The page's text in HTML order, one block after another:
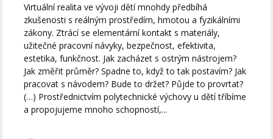
Virtuální realita ve vývoji dětí mnohdy předbíhá
zkušenosti s reálným prostředím, hmotou a fyzikálními
zákony. Ztrácí se elementární kontakt s materiály,
užitečné pracovní návyky, bezpečnost, efektivita,
estetika, funkčnost. Jak zacházet s ostrým nástrojem?
Jak změřit průměr? Spadne to, když to tak postavím? Jak
pracovat s návodem? Bude to držet? Půjde to provrtat?
(…) Prostřednictvím polytechnické výchovy u dětí tříbíme
a propojujeme mnoho schopností,...